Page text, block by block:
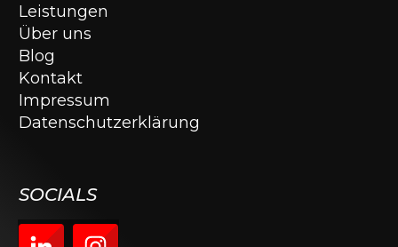
Leistungen
Über uns
Blog
Kontakt
Impressum
Datenschutzerklärung
SOCIALS